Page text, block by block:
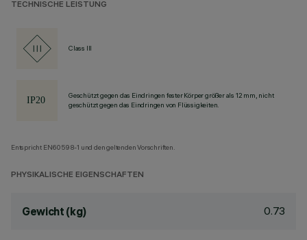
TECHNISCHE LEISTUNG
Class III
Geschützt gegen das Eindringen fester Körper größer als 12 mm, nicht
geschützt gegen das Eindringen von Flüssigkeiten.
Entspricht EN60598-1 und den geltenden Vorschriften.
PHYSIKALISCHE EIGENSCHAFTEN
Gewicht (kg) 0.73